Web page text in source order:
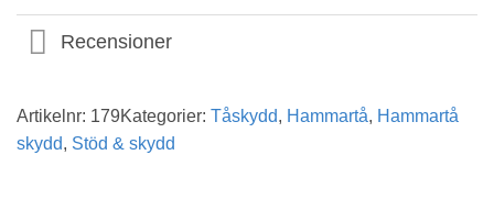
Recensioner
Artikelnr: 179Kategorier: Tåskydd, Hammartå, Hammartå
skydd, Stöd & skydd